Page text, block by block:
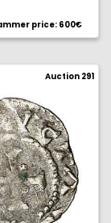
price: 600€
Auction 291